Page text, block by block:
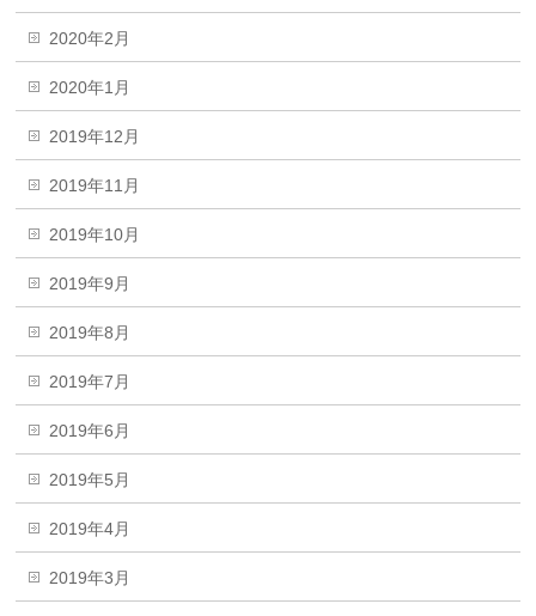
2020年2月
2020年1月
2019年12月
2019年11月
2019年10月
2019年9月
2019年8月
2019年7月
2019年6月
2019年5月
2019年4月
2019年3月